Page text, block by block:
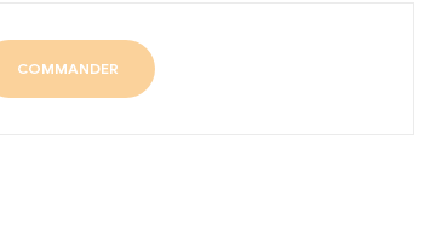
COMMANDER